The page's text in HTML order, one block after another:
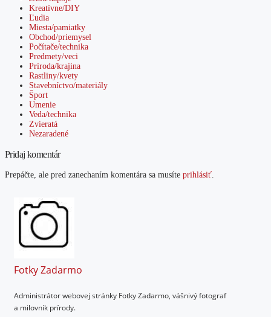
Kreatívne/DIY
Ľudia
Miesta/pamiatky
Obchod/priemysel
Počítače/technika
Predmety/veci
Príroda/krajina
Rastliny/kvety
Stavebníctvo/materiály
Šport
Umenie
Veda/technika
Zvieratá
Nezaradené
Pridaj komentár
Prepáčte, ale pred zanechaním komentára sa musíte prihlásiť.
Fotky Zadarmo
Administrátor webovej stránky Fotky Zadarmo, vášnivý fotograf
a milovník prírody.